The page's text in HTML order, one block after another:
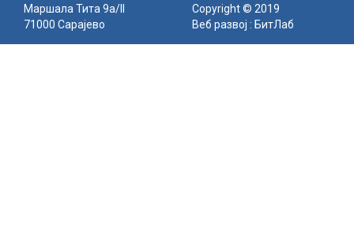
Маршала Тита 9а/II
71000 Сарајево
Copyright © 2019
Веб развој : БитЛаб